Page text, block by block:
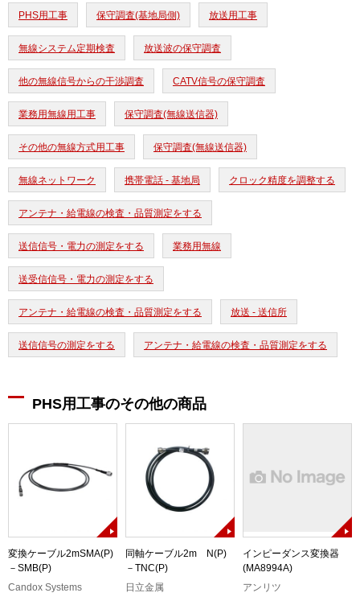
PHS用工事 保守調査(基地局側) 放送用工事
無線システム定期検査 放送波の保守調査
他の無線信号からの干渉調査 CATV信号の保守調査
業務用無線用工事 保守調査(無線送信器)
その他の無線方式用工事 保守調査(無線送信器)
無線ネットワーク 携帯電話 - 基地局 クロック精度を調整する
アンテナ・給電線の検査・品質測定をする
送信信号・電力の測定をする 業務用無線
送受信信号・電力の測定をする
アンテナ・給電線の検査・品質測定をする 放送 - 送信所
送信信号の測定をする アンテナ・給電線の検査・品質測定をする
PHS用工事のその他の商品
変換ケーブル2mSMA(P)
－SMB(P)
Candox Systems
同軸ケーブル2m N(P)
－TNC(P)
日立金属
インピーダンス変換器
(MA8994A)
アンリツ